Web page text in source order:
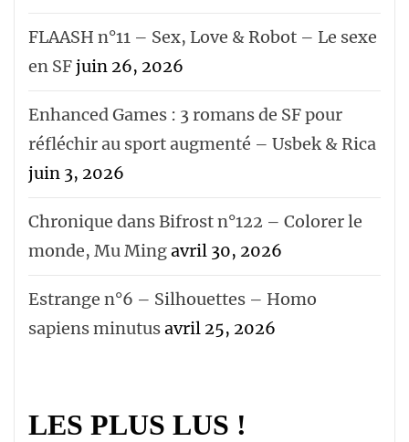
FLAASH n°11 – Sex, Love & Robot – Le sexe
en SFjuin 26, 2026
Enhanced Games : 3 romans de SF pour
réfléchir au sport augmenté – Usbek & Rica
juin 3, 2026
Chronique dans Bifrost n°122 – Colorer le
monde, Mu Mingavril 30, 2026
Estrange n°6 – Silhouettes – Homo
sapiens minutusavril 25, 2026
LES PLUS LUS !